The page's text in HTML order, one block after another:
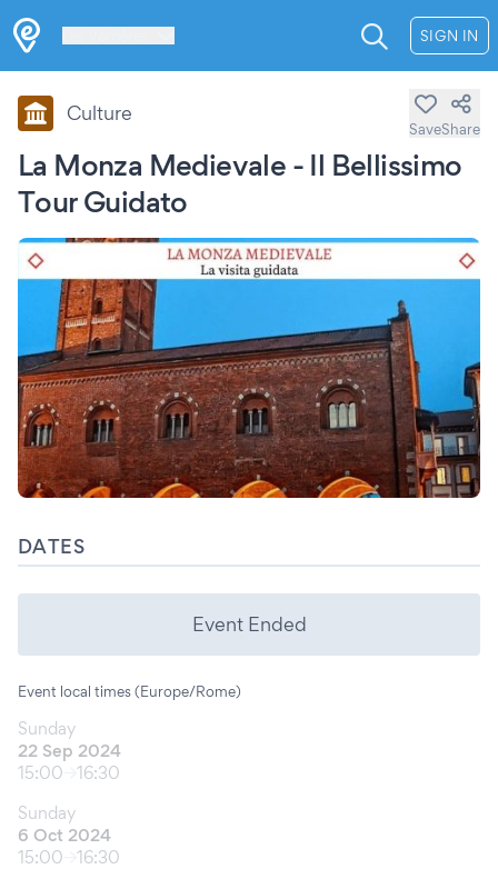
SIGN IN
La Monza Medievale - Il Bellissimo
Tour Guidato
Culture
SaveShare
DATES
Event Ended
Event local times (Europe/Rome)
Sunday
22 Sep 2024
15:00
16:30
Sunday
6 Oct 2024
15:00
16:30